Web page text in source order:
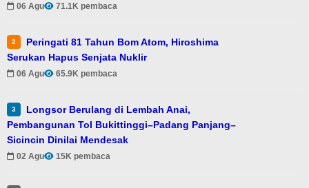
06 Agu 71.1K pembaca
2
Peringati 81 Tahun Bom Atom, Hiroshima
Serukan Hapus Senjata Nuklir
06 Agu 65.9K pembaca
3
Longsor Berulang di Lembah Anai,
Pembangunan Tol Bukittinggi–Padang Panjang–
Sicincin Dinilai Mendesak
02 Agu 15K pembaca